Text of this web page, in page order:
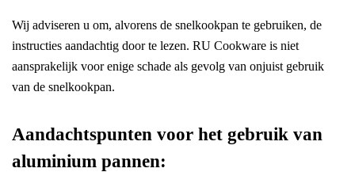
Wij adviseren u om, alvorens de snelkookpan te gebruiken, de
instructies aandachtig door te lezen. RU Cookware is niet
aansprakelijk voor enige schade als gevolg van onjuist gebruik
van de snelkookpan.
Aandachtspunten voor het gebruik van
aluminium pannen: